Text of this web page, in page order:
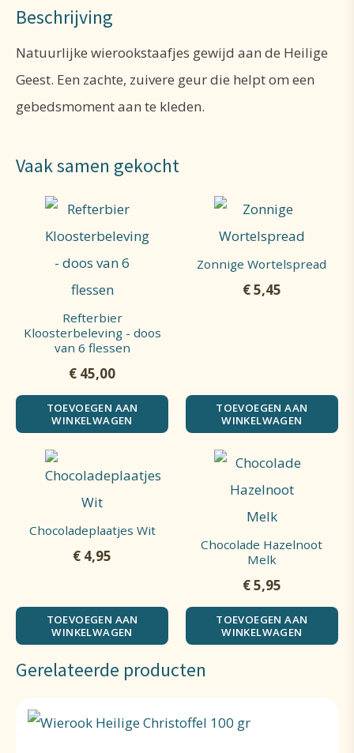
Beschrijving
Natuurlijke wierookstaafjes gewijd aan de Heilige
Geest. Een zachte, zuivere geur die helpt om een
gebedsmoment aan te kleden.
Vaak samen gekocht
Refterbier
Kloosterbeleving - doos
van 6 flessen
€ 45,00
TOEVOEGEN AAN
WINKELWAGEN
Zonnige Wortelspread
€5,45
TOEVOEGEN AAN
WINKELWAGEN
Chocoladeplaatjes Wit
€ 4,95
TOEVOEGEN AAN
WINKELWAGEN
Chocolade Hazelnoot
Melk
€5,95
TOEVOEGEN AAN
WINKELWAGEN
Gerelateerde producten